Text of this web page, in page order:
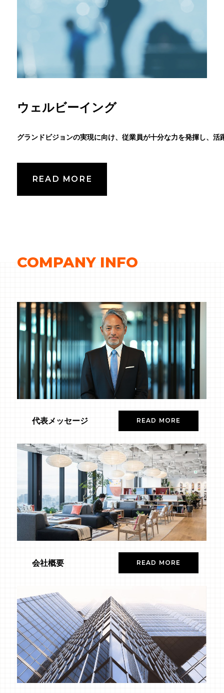
ウェルビーイング
グランドビジョンの実現に向け、従業員が十分な力を発揮し、活
READ MORE
COMPANY INFO
代表メッセージ READ MORE
会社概要 READ MORE